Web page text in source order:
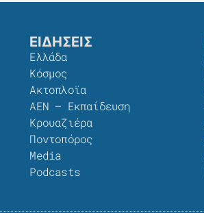
ΕΙΔΗΣΕΙΣ
Ελλάδα
Κόσμος
Ακτοπλοϊα
ΑΕΝ – Εκπαίδευση
Κρουαζιέρα
Ποντοπόρος
Media
Podcasts